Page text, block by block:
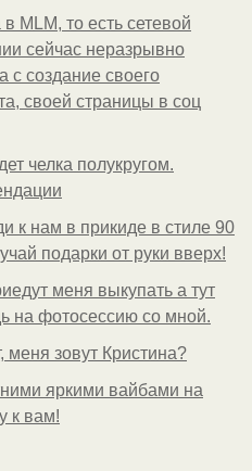
в MLM, то есть сетевой
сейчас неразрывно
с создание своего
своей страницы в соц
челка полукругом.
к нам в прикиде в стиле 90
подарки от руки вверх!
меня выкупать а тут
на фотосессию со мной.
меня зовут Кристина?
яркими вайбами на
к вам!